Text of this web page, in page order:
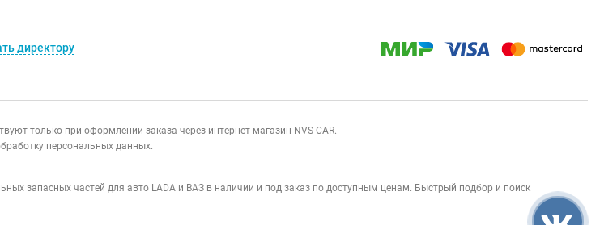
директору
только при оформлении заказа через интернет-магазин NVS-CAR.
персональных данных.
запасных частей для авто LADA и ВАЗ в наличии и под заказ по доступным ценам. Быстрый подбор и поиск